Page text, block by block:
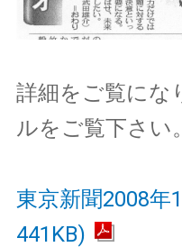
詳細をご覧にな
ルをご覧下さい。
東京新聞2008年
441KB)